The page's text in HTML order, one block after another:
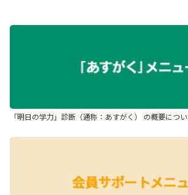
「明日の学力」診断（通称：あすがく） の概要につい